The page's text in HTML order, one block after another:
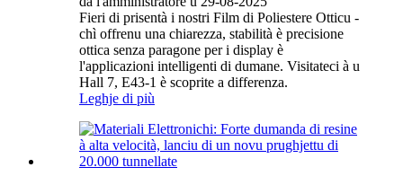
Fieri di prisentà i nostri Film di Poliestere Otticu -
chì offrenu una chiarezza, stabilità è precisione
ottica senza paragone per i display è
l'applicazioni intelligenti di dumane. Visitateci à u
Hall 7, E43-1 è scoprite a differenza.
Leghje di più